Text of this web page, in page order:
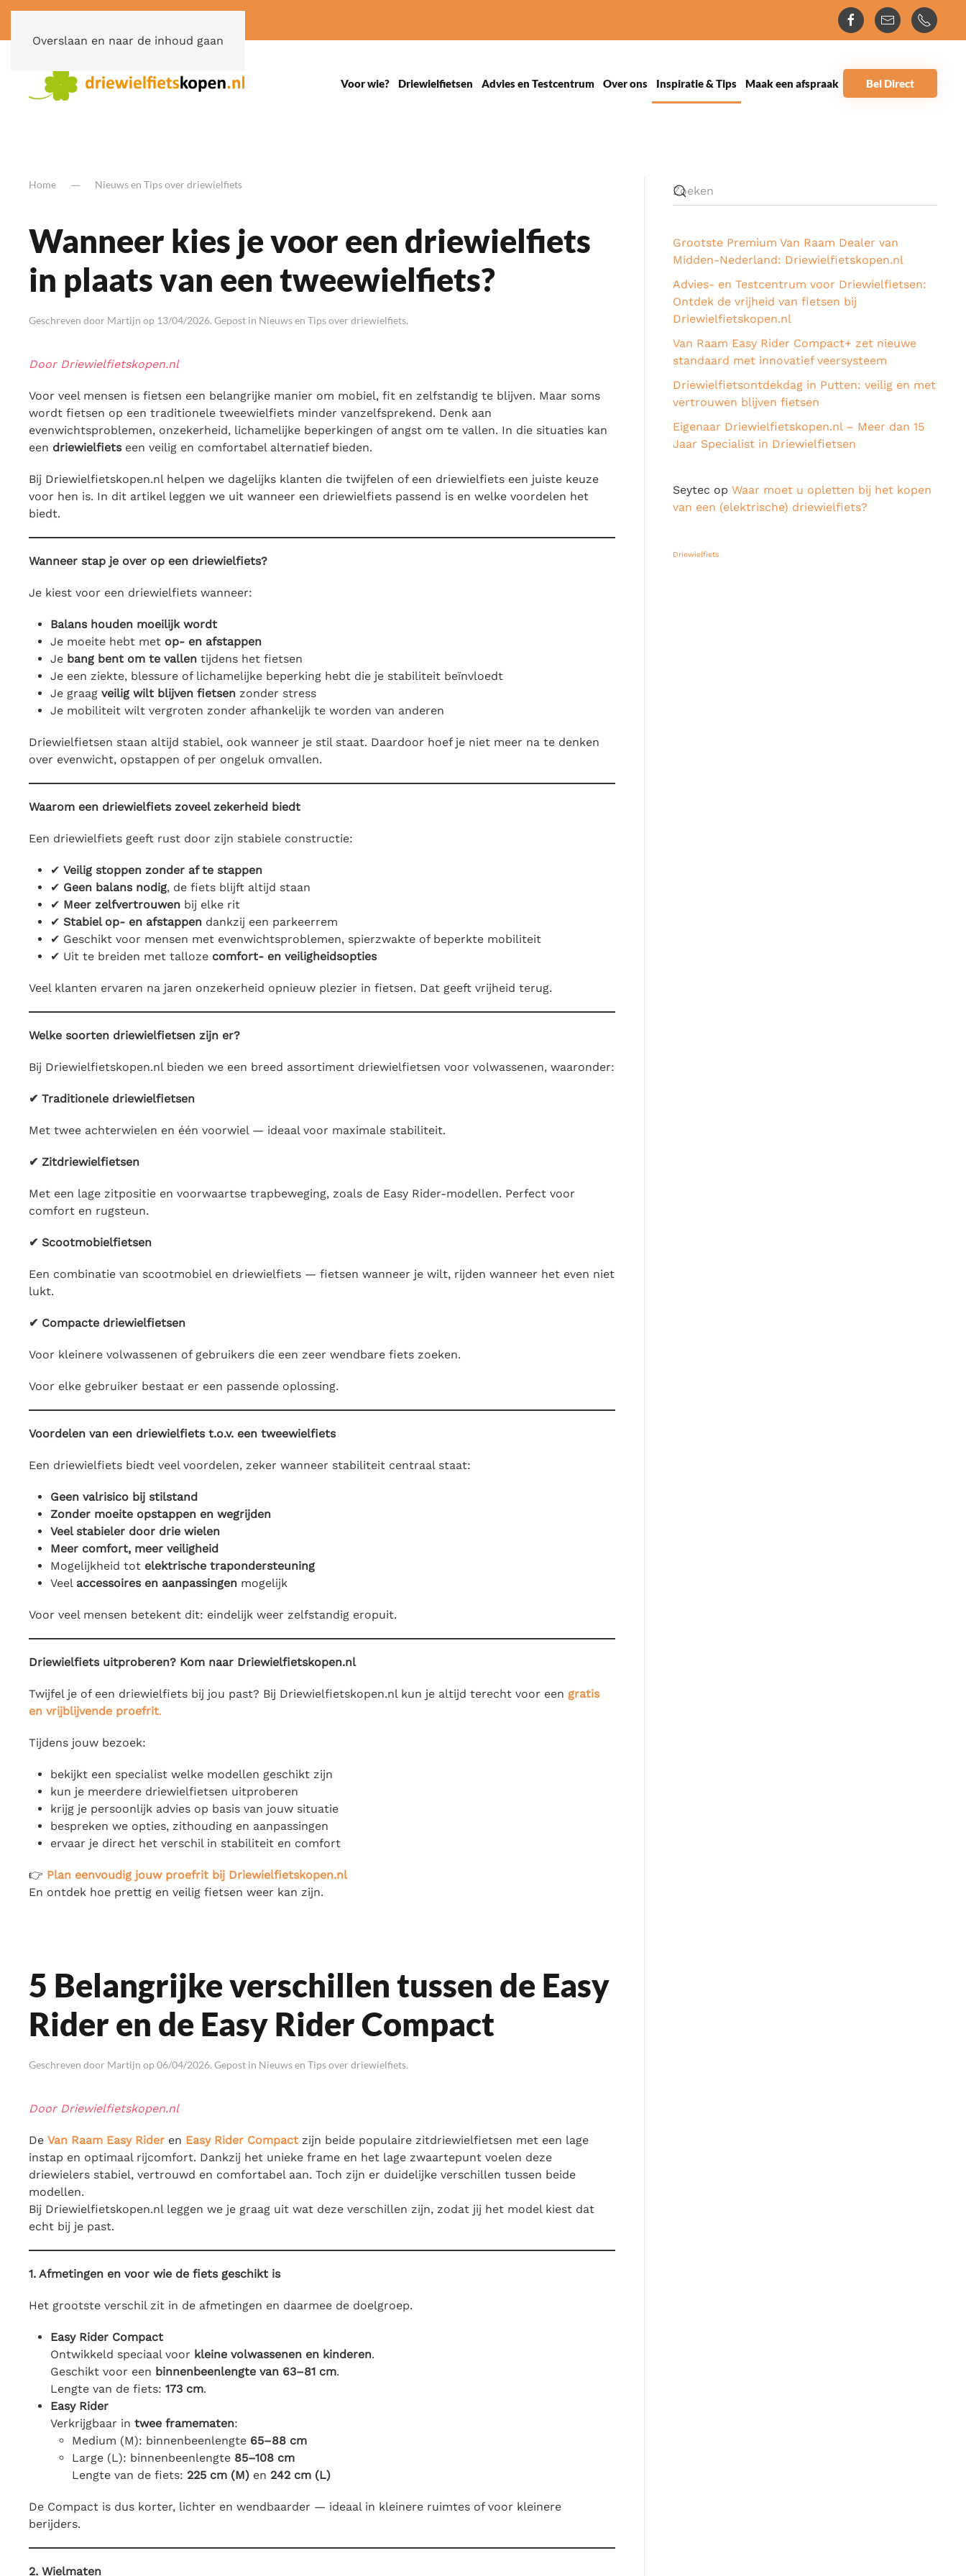
Overslaan en naar de inhoud gaan
Voor wie? Driewielfietsen Advies en Testcentrum Over ons Inspiratie & Tips Maak een afspraak Bel Direct
Home Nieuws en Tips over driewielfiets
Wanneer kies je voor een driewielfiets
in plaats van een tweewielfiets?
Geschreven door Martijn op 13/04/2026. Gepost in Nieuws en Tips over driewielfiets.
Door Driewielfietskopen.nl
Voor veel mensen is fietsen een belangrijke manier om mobiel, fit en zelfstandig te blijven. Maar soms
wordt fietsen op een traditionele tweewielfiets minder vanzelfsprekend. Denk aan
evenwichtsproblemen, onzekerheid, lichamelijke beperkingen of angst om te vallen. In die situaties kan
een driewielfietseen veilig en comfortabel alternatief bieden.
Bij Driewielfietskopen.nl helpen we dagelijks klanten die twijfelen of een driewielfiets een juiste keuze
voor hen is. In dit artikel leggen we uit wanneer een driewielfiets passend is en welke voordelen het
biedt.
Wanneer stap je over op een driewielfiets?
Je kiest voor een driewielfiets wanneer:
Balans houden moeilijk wordt
Je moeite hebt met op- en afstappen
Je bang bent om te vallen tijdens het fietsen
Je een ziekte, blessure of lichamelijke beperking hebt die je stabiliteit beïnvloedt
Je graag veilig wilt blijven fietsen zonder stress
Je mobiliteit wilt vergroten zonder afhankelijk te worden van anderen
Driewielfietsen staan altijd stabiel, ook wanneer je stil staat. Daardoor hoef je niet meer na te denken
over evenwicht, opstappen of per ongeluk omvallen.
Waarom een driewielfiets zoveel zekerheid biedt
Een driewielfiets geeft rust door zijn stabiele constructie:
✔ Veilig stoppen zonder af te stappen
✔ Geen balans nodig, de fiets blijft altijd staan
✔ Meer zelfvertrouwen bij elke rit
✔ Stabiel op- en afstappen dankzij een parkeerrem
✔ Geschikt voor mensen met evenwichtsproblemen, spierzwakte of beperkte mobiliteit
✔ Uit te breiden met talloze comfort- en veiligheidsopties
Veel klanten ervaren na jaren onzekerheid opnieuw plezier in fietsen. Dat geeft vrijheid terug.
Welke soorten driewielfietsen zijn er?
Bij Driewielfietskopen.nl bieden we een breed assortiment driewielfietsen voor volwassenen, waaronder:
✔ Traditionele driewielfietsen
Met twee achterwielen en één voorwiel — ideaal voor maximale stabiliteit.
✔ Zitdriewielfietsen
Met een lage zitpositie en voorwaartse trapbeweging, zoals de Easy Rider-modellen. Perfect voor
comfort en rugsteun.
✔ Scootmobielfietsen
Een combinatie van scootmobiel en driewielfiets — fietsen wanneer je wilt, rijden wanneer het even niet
lukt.
✔ Compacte driewielfietsen
Voor kleinere volwassenen of gebruikers die een zeer wendbare fiets zoeken.
Voor elke gebruiker bestaat er een passende oplossing.
Voordelen van een driewielfiets t.o.v. een tweewielfiets
Een driewielfiets biedt veel voordelen, zeker wanneer stabiliteit centraal staat:
Geen valrisico bij stilstand
Zonder moeite opstappen en wegrijden
Veel stabieler door drie wielen
Meer comfort, meer veiligheid
Mogelijkheid tot elektrische trapondersteuning
Veel accessoires en aanpassingen mogelijk
Voor veel mensen betekent dit: eindelijk weer zelfstandig eropuit.
Driewielfiets uitproberen? Kom naar Driewielfietskopen.nl
Twijfel je of een driewielfiets bij jou past? Bij Driewielfietskopen.nl kun je altijd terecht voor een gratis
en vrijblijvende proefrit.
Tijdens jouw bezoek:
bekijkt een specialist welke modellen geschikt zijn
kun je meerdere driewielfietsen uitproberen
krijg je persoonlijk advies op basis van jouw situatie
bespreken we opties, zithouding en aanpassingen
ervaar je direct het verschil in stabiliteit en comfort
👉 Plan eenvoudig jouw proefrit bij Driewielfietskopen.nl
En ontdek hoe prettig en veilig fietsen weer kan zijn.
5 Belangrijke verschillen tussen de Easy
Rider en de Easy Rider Compact
Geschreven door Martijn op 06/04/2026. Gepost in Nieuws en Tips over driewielfiets.
Door Driewielfietskopen.nl
De Van Raam Easy Rider en Easy Rider Compact zijn beide populaire zitdriewielfietsen met een lage
instap en optimaal rijcomfort. Dankzij het unieke frame en het lage zwaartepunt voelen deze
driewielers stabiel, vertrouwd en comfortabel aan. Toch zijn er duidelijke verschillen tussen beide
modellen.
Bij Driewielfietskopen.nl leggen we je graag uit wat deze verschillen zijn, zodat jij het model kiest dat
echt bij je past.
1. Afmetingen en voor wie de fiets geschikt is
Het grootste verschil zit in de afmetingen en daarmee de doelgroep.
Easy Rider Compact
Ontwikkeld speciaal voor kleine volwassenen en kinderen.
Geschikt voor een binnenbeenlengte van 63–81 cm.
Lengte van de fiets: 173 cm.
Easy Rider
Verkrijgbaar in twee framematen:
Medium (M): binnenbeenlengte 65–88 cm
Large (L): binnenbeenlengte 85–108 cm
Lengte van de fiets: 225 cm (M) en 242 cm (L)
De Compact is dus korter, lichter en wendbaarder — ideaal in kleinere ruimtes of voor kleinere
berijders.
2. Wielmaten
Grootste Premium Van Raam Dealer van
Midden-Nederland: Driewielfietskopen.nl
Advies- en Testcentrum voor Driewielfietsen:
Ontdek de vrijheid van fietsen bij
Driewielfietskopen.nl
Van Raam Easy Rider Compact+ zet nieuwe
standaard met innovatief veersysteem
Driewielfietsontdekdag in Putten: veilig en met
vertrouwen blijven fietsen
Eigenaar Driewielfietskopen.nl – Meer dan 15
Jaar Specialist in Driewielfietsen
Seytec op Waar moet u opletten bij het kopen
van een (elektrische) driewielfiets?
Driewielfiets